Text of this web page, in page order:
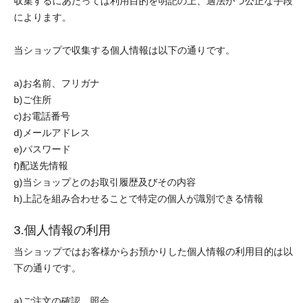
によります。
当ショップで収集する個人情報は以下の通りです。
a)お名前、フリガナ
b)ご住所
c)お電話番号
d)メールアドレス
e)パスワード
f)配送先情報
g)当ショップとのお取引履歴及びその内容
h)上記を組み合わせることで特定の個人が識別できる情報
3.個人情報の利用
当ショップではお客様からお預かりした個人情報の利用目的は以
下の通りです。